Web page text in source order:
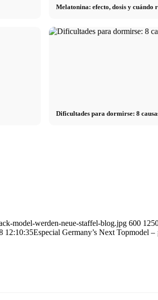
Melatonina: efecto, dosis y
Dificultades para dormirse: 8
model-werden-neue-staffel-blog.jpg 600
12:10:35Especial Germany’s Next Topmodel –